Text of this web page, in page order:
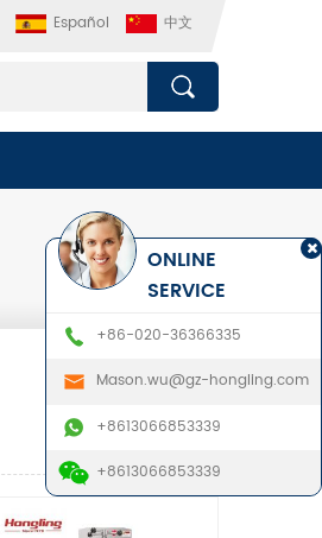
Español 中文
ONLINE
SERVICE
+86-020-36366335
Mason.wu@gz-hongling.com
+8613066853339
+8613066853339